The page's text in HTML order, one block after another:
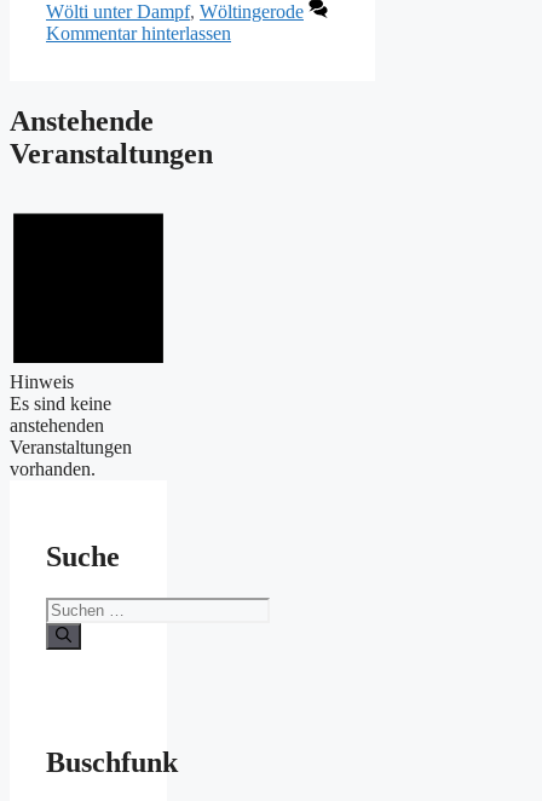
Wölti unter Dampf, Wöltingerode
Kommentar hinterlassen
Anstehende
Veranstaltungen
Hinweis
Es sind keine
anstehenden
Veranstaltungen
vorhanden.
Suche
Suchen
nach:
Buschfunk